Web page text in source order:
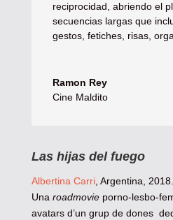
reciprocidad, abriendo el
secuencias largas que
gestos, fetiches, risas,
Ramon Rey
Cine Maldito
Las hijas del fuego
Albertina Carri, Argentina, 2018.
Una roadmovie porno-lesbo-
avatars d’un grup de dones